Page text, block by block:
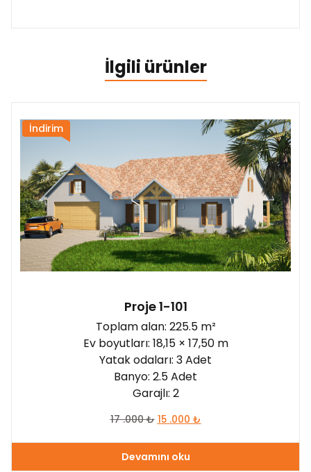
İlgili ürünler
İndirim
Proje 1-101
Toplam alan: 225.5 m²
Ev boyutları: 18,15 × 17,50 m
Yatak odaları: 3 Adet
Banyo: 2.5 Adet
Garajlı: 2
17 .000₺ 15 .000 ₺
Devamını oku